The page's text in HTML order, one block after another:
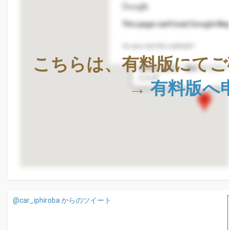
株式会社Geolocation
〒411-0036
静岡県三島市一番町18-22ア
This page can't load Google
こちらは、有料版にて
→有料版へ
@car_iphiroba からのツイート